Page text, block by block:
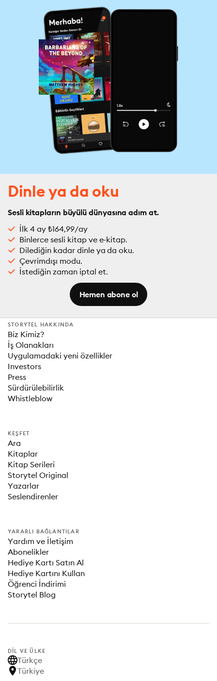
Dinle ya da oku
Sesli kitapların büyülü dünyasına adım at.
İlk 4 ay ₺164,99/ay
Binlerce sesli kitap ve e-kitap.
Dilediğin kadar dinle ya da oku.
Çevrimdışı modu.
İstediğin zaman iptal et.
Hemen abone ol
STORYTEL HAKKINDA
Biz Kimiz?
İş Olanakları
Uygulamadaki yeni özellikler
Investors
Press
Sürdürülebilirlik
Whistleblow
KEŞFET
Ara
Kitaplar
Kitap Serileri
Storytel Original
Yazarlar
Seslendirenler
YARARLI BAĞLANTILAR
Yardım ve İletişim
Abonelikler
Hediye Kartı Satın Al
Hediye Kartını Kullan
Öğrenci İndirimi
Storytel Blog
DIL VE ÜLKE
Türkçe
Türkiye